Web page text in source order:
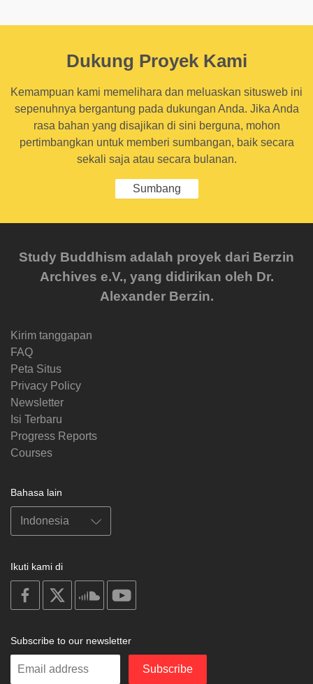
Dukung Proyek Kami
Kemampuan kami memelihara dan meluaskan situsweb ini
sepenuhnya bergantung pada dukungan Anda. Jika Anda
rasa bahan yang disajikan di sini berguna, mohon
pertimbangkan untuk memberi sumbangan, baik secara
sekali saja atau secara bulanan.
Sumbang
Study Buddhism adalah proyek dari Berzin
Archives e.V., yang didirikan oleh Dr.
Alexander Berzin.
Kirim tanggapan
FAQ
Peta Situs
Privacy Policy
Newsletter
Isi Terbaru
Progress Reports
Courses
Bahasa lain
Ikuti kami di
on
facebook
soundcloud
Subscribe to our newsletter
Enter
Subscribe